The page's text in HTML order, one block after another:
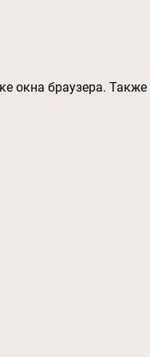
окна браузера. Также